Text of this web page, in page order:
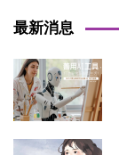
最新消息